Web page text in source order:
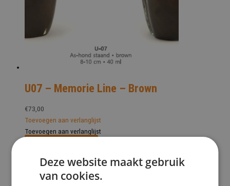
U07 – Memorie Line – Brown
€73,00
Toevoegen aan verlanglijst
Toevoegen aan verlanglijst
Deze website maakt gebruik
van cookies.